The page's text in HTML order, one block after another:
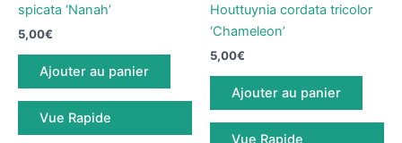
spicata ‘Nanah’
5,00€
Ajouter au panier
Vue Rapide
Houttuynia cordata tricolor
‘Chameleo​n’​​
5,00€
Ajouter au panier